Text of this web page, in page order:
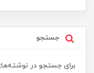
جستجو
برای جستجو در